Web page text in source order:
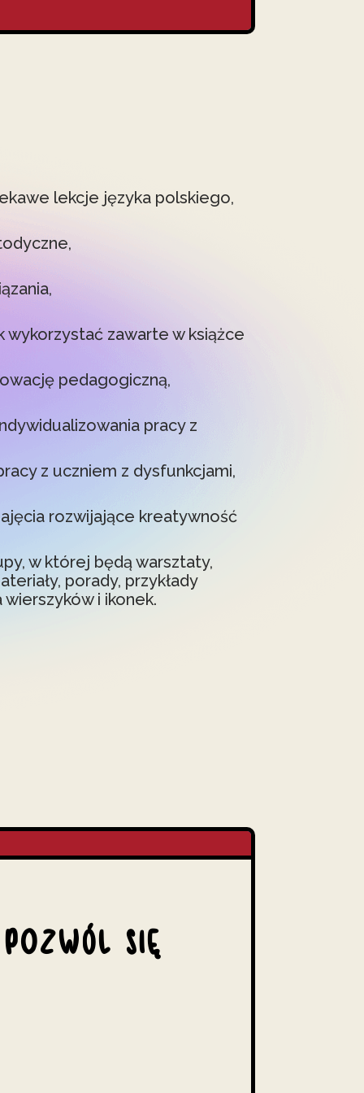
lekcje języka polskiego,
wykorzystać zawarte w książce
pedagogiczną,
pracy z
z uczniem z dysfunkcjami,
rozwijające kreatywność
w której będą warsztaty,
porady, przykłady
i ikonek.
SIĘ